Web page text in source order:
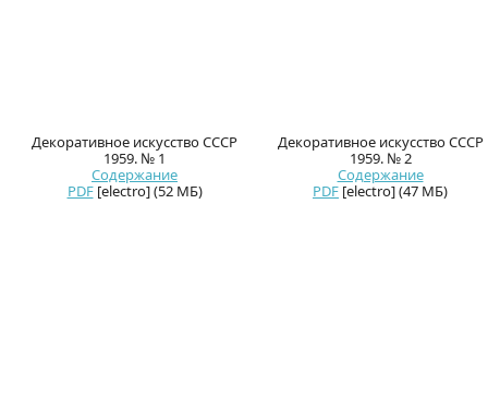
Декоративное искусство СССР
1959. № 1
Содержание
PDF[electro] (52 МБ)
Декоративное искусство СССР
1959. № 2
Содержание
PDF [electro] (47 МБ)